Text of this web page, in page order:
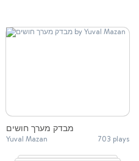
מבדק מערך חושים
Yuval Mazan 703 plays